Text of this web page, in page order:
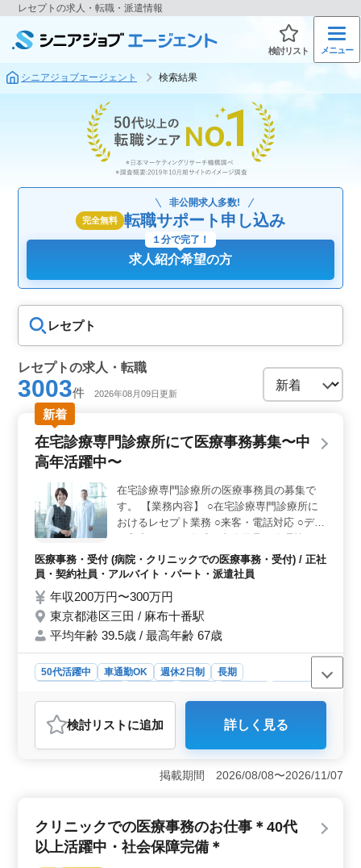
レセプトの求人・転職・派遣情報
検討リスト メニュー
シニアジョブエージェント 検索結果
完全無料
非公開求人多数!
転職サポート申し込み
求人紹介希望の方
１分で完了！
レセプト
レセプトの求人・転職
3003件 2026年08月09日更新
新着
在宅診療専門診療所にて医療事務募集〜中
高年活躍中〜
在宅診療専門診療所の医療事務員の募集で
す。 【業務内容】 ○在宅診療専門診療所に
おけるレセプト業務 ○来客・電話対応 ○デー
◎40代50代のベテラン医療事務経験者優遇
◎正社員・パート・派遣社員の募集 ◎今ま
医療事務・受付 (病院・クリニックでの医療事務・受付) / 正社
員・契約社員・アルバイト・パート・派遣社員
年収200万円〜300万円
東京都港区三田 / 麻布十番駅
平均年齢 39.5歳 / 最高年齢 67歳
50代活躍中 車通勤OK 週休2日制
長期
派遣社員
医療事務・受付
おすすめポイント
＜中高年が輝ける医療事務のポジション＞ 40代50代の
ベテラン医療事務経験者を優遇し、正社員・パート・派
遣社員といった柔軟な雇用形態が選べます。豊富な経験
診療所での医療事務業務を通じて、レセプト業務や来
客・電話対応、データ入力、カルテ作成など、多岐にわ
検討リスト に追加 詳しく見る
掲載期間 2026/08/08〜2026/11/07
クリニックでの医療事務のお仕事＊40代
以上活躍中・社会保障完備＊